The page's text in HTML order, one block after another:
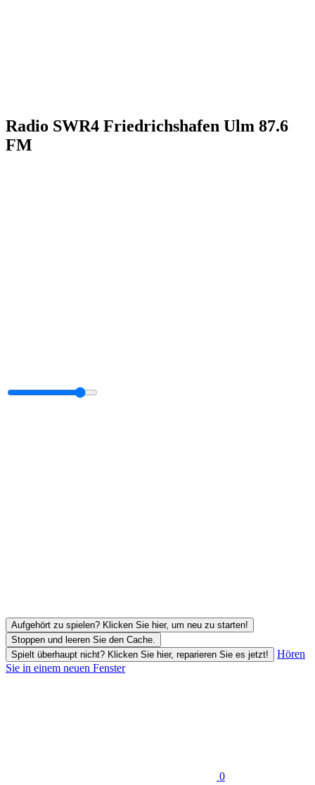
Radio SWR4 Friedrichshafen Ulm 87.6
FM
Aufgehört zu spielen? Klicken Sie hier, um neu zu starten!
Stoppen und leeren Sie den Cache.
Spielt überhaupt nicht? Klicken Sie hier, reparieren Sie es jetzt!
Hören
Sie in einem neuen Fenster
0